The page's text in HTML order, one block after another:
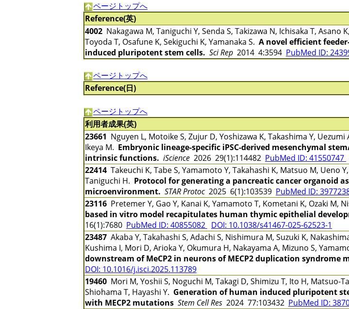
ページトップへ
Reference(英)
4002 Nakagawa M, Taniguchi Y, Senda S, Takizawa N, Ichisaka T, Asano
Toyoda T, Osafune K, Sekiguchi K, Yamanaka S. A novel efficient
induced pluripotent stem cells. Sci Rep 2014 4:3594 PubMed ID:
ページトップへ
Reference(日)
ページトップへ
利用者成果(英)
23661 Nguyen L, Motoike S, Zujur D, Yoshizawa K, Takashima Y,
Ikeya M. Embryonic lineage-specific iPSC-derived mesenchymal
intrinsic functions. iScience 2026 29(1):114482 PubMed ID: 41550747
22414 Takeuchi K, Tabe S, Yamamoto Y, Takahashi K, Matsuo M, Ueno
Taniguchi H. Protocol for generating a pancreatic cancer organoid
microenvironment. STAR Protoc2025 6(1):103539 PubMed ID:
23116 Pretemer Y, Gao Y, Kanai K, Yamamoto T, Kometani K, Ozaki M,
based in vitro model recapitulates human thymic epithelial
16(1):7680 PubMed ID: 40855082 DOI: 10.1038/s41467-025-62523-1
23487 Akaba Y, Takahashi S, Adachi S, Nishimura M, Suzuki K,
Kushima I, Mori D, Arioka Y, Okumura H, Nakayama A, Mizuno S,
downstream of MeCP2 in neurons of MECP2 duplication syndrome
DOI: 10.1016/j.isci.2025.113789
19460 Mori M, Yoshii S, Noguchi M, Takagi D, Shimizu T, Ito H, Matsuo-
Shiohama T, Hayashi Y. Generation of human induced pluripotent
with MECP2 mutations Stem Cell Res 2024 77:103432 PubMed ID: